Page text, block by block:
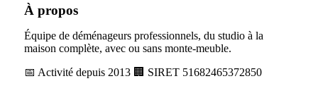
À propos
Équipe de déménageurs professionnels, du studio à la
maison complète, avec ou sans monte-meuble.
📅 Activité depuis 2013 🏢 SIRET 51682465372850